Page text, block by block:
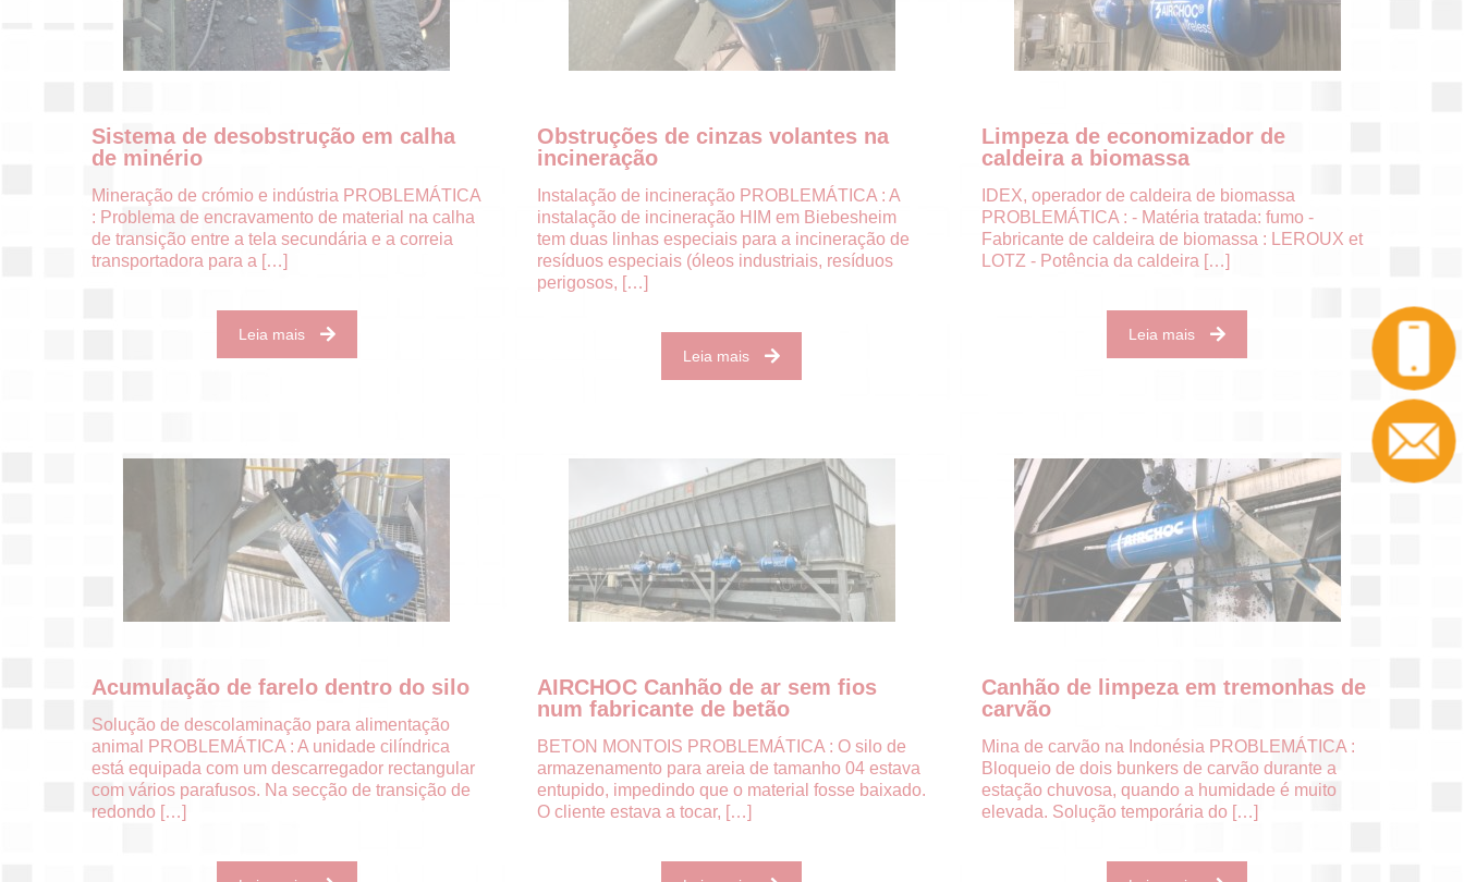
Sistema de desobstrução em calha
de minério
Mineração de crómio e indústria PROBLEMÁTICA
: Problema de encravamento de material na calha
de transição entre a tela secundária e a correia
transportadora para a […]
Leia mais
Obstruções de cinzas volantes na
incineração
Instalação de incineração PROBLEMÁTICA : A
instalação de incineração HIM em Biebesheim
tem duas linhas especiais para a incineração de
resíduos especiais (óleos industriais, resíduos
perigosos, […]
Leia mais
Limpeza de economizador de
caldeira a biomassa
IDEX, operador de caldeira de biomassa
PROBLEMÁTICA : - Matéria tratada: fumo -
Fabricante de caldeira de biomassa : LEROUX et
LOTZ - Potência da caldeira […]
Leia mais
Acumulação de farelo dentro do silo
Solução de descolaminação para alimentação
animal PROBLEMÁTICA : A unidade cilíndrica
está equipada com um descarregador rectangular
com vários parafusos. Na secção de transição de
redondo […]
AIRCHOC Canhão de ar sem fios
num fabricante de betão
BETON MONTOIS PROBLEMÁTICA : O silo de
armazenamento para areia de tamanho 04 estava
entupido, impedindo que o material fosse baixado.
O cliente estava a tocar, […]
Canhão de limpeza em tremonhas de
carvão
Mina de carvão na Indonésia PROBLEMÁTICA :
Bloqueio de dois bunkers de carvão durante a
estação chuvosa, quando a humidade é muito
elevada. Solução temporária do […]